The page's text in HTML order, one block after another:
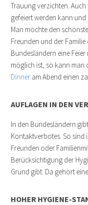
Trauung verzichten.
gefeiert werden kann
Man möchte den
Freunden und der
Bundesländern eine
möglich ist, so kann man
Dinner am Abend einen
AUFLAGEN IN DEN
In den Bundesländern
Kontaktverbotes. So sind
Freunden oder
Berücksichtigung der
Grund gibt. Da gehört
HOHER HYGIENE-